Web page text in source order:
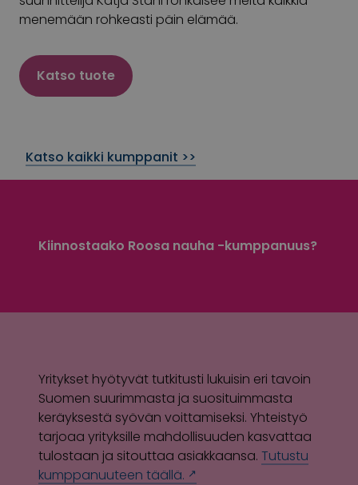
menemään rohkeasti päin elämää.
Katso tuote
Katso kaikki kumppanit >>
Kiinnostaako Roosa nauha -kumppanuus?
Yritykset hyötyvät tutkitusti lukuisin eri tavoin
Suomen suurimmasta ja suosituimmasta
keräyksestä syövän voittamiseksi. Yhteistyö
tarjoaa yrityksille mahdollisuuden kasvattaa
tulostaan ja sitouttaa asiakkaansa. Tutustu
kumppanuuteen täällä.